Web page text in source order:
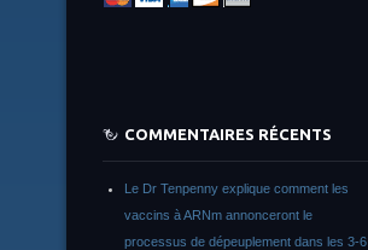
COMMENTAIRES RÉCENTS
Le Dr Tenpenny explique comment les
vaccins à ARNm annonceront le
processus de dépeuplement dans les 3-6